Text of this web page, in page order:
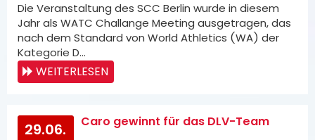
Die Veranstaltung des SCC Berlin wurde in diesem
Jahr als WATC Challange Meeting ausgetragen, das
nach dem Standard von World Athletics (WA) der
Kategorie D…
WEITERLESEN
29.06. Caro gewinnt für das DLV-Team